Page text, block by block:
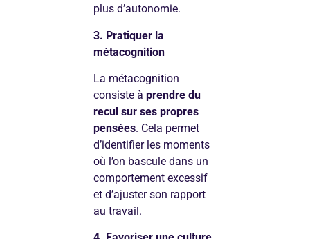
plus d’autonomie.
3. Pratiquer la
métacognition
La métacognition
consiste à prendre du
recul sur ses propres
pensées. Cela permet
d’identifier les moments
où l’on bascule dans un
comportement excessif
et d’ajuster son rapport
au travail.